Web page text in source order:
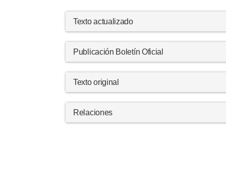
Texto actualizado
Publicación Boletín Oficial
Texto original
Relaciones